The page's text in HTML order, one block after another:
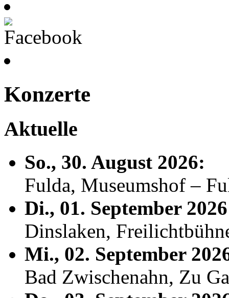
Konzerte
Aktuelle
So., 30. August 2026:
Fulda, Museumshof –
Di., 01. September
Dinslaken,
Mi., 02. September
Bad Zwischenahn, Zu